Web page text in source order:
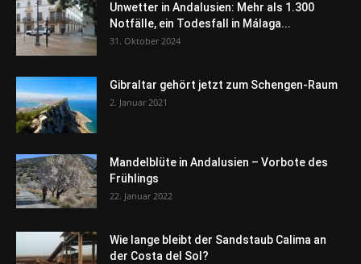
Unwetter in Andalusien: Mehr als 1.300
Notfälle, ein Todesfall in Málaga...
31. Oktober 2024
Gibraltar gehört jetzt zum Schengen-Raum
2. Januar 2021
Mandelblüte in Andalusien – Vorbote des
Frühlings
22. Januar 2022
Wie lange bleibt der Sandstaub Calima an
der Costa del Sol?